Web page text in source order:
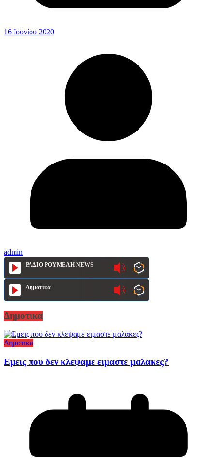
16 Ιουνίου 2020
admin
ΡΑΔΙΟ ΡΟΥΜΕΛΗ NEWS
Δημοτικα
Δημοτικα
Δημοτικα
Εμεις που δεν κλεψαμε ειμαστε μαλακες?